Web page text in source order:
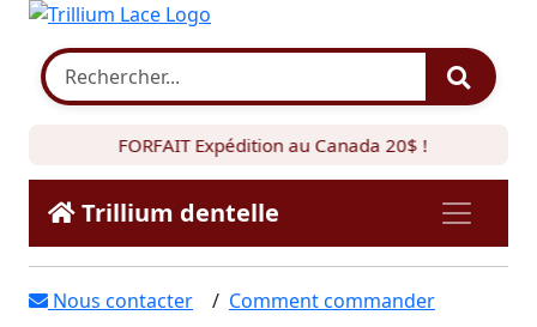
FORFAIT Expédition au Canada 20$ !
Trillium dentelle
Nous contacter / Comment commander